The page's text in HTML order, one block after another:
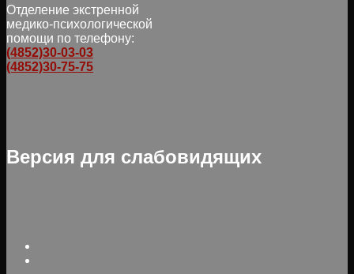
Отделение экстренной
медико-психологической
помощи по телефону:
(4852)30-03-03
(4852)30-75-75
Версия для слабовидящих